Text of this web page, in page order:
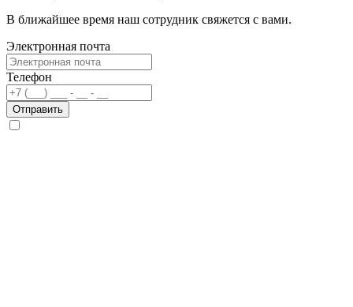
В ближайшее время наш сотрудник свяжется с вами.
Электронная почта
Телефон
Отправить